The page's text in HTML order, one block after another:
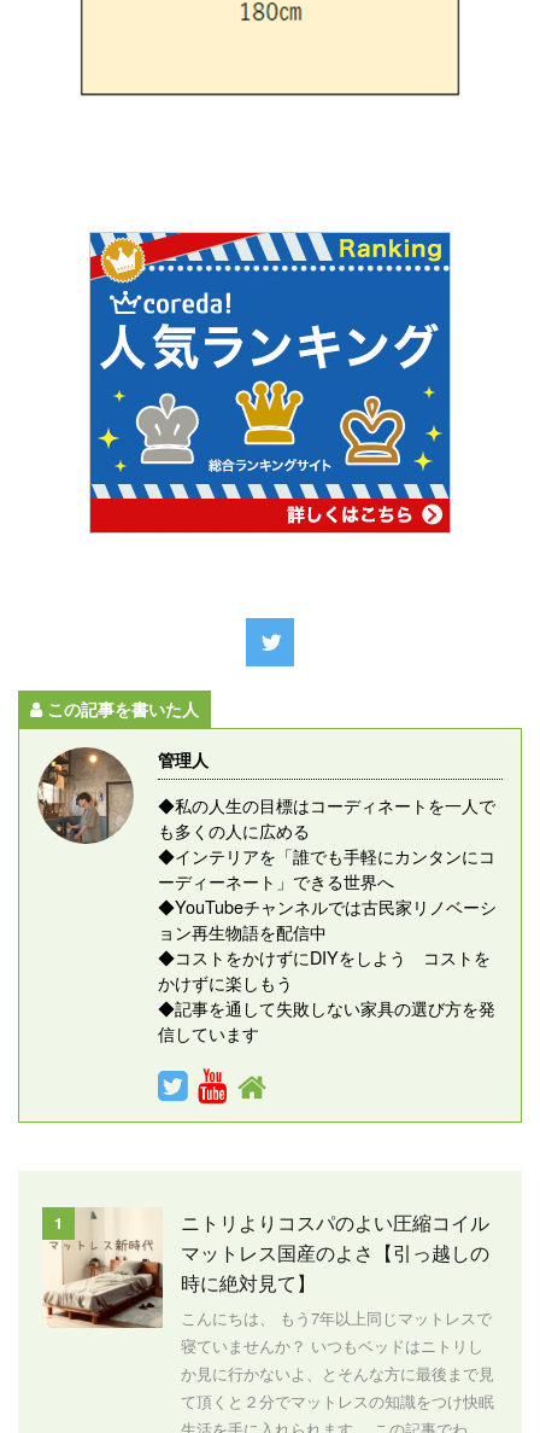
この記事を書いた人
管理人
◆私の人生の目標はコーディネートを一人で
も多くの人に広める
◆インテリアを「誰でも手軽にカンタンにコ
ーディーネート」できる世界へ
◆YouTubeチャンネルでは古民家リノベーシ
ョン再生物語を配信中
◆コストをかけずにDIYをしよう コストを
かけずに楽しもう
◆記事を通して失敗しない家具の選び方を発
信しています
1
ニトリよりコスパのよい圧縮コイル
マットレス国産のよさ【引っ越しの
時に絶対見て】
こんにちは、 もう7年以上同じマットレスで
寝ていませんか？ いつもベッドはニトリし
か見に行かないよ、とそんな方に最後まで見
て頂くと２分でマットレスの知識をつけ快眠